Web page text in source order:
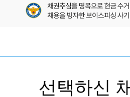
선택하신